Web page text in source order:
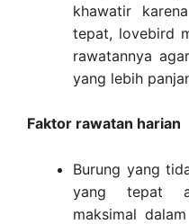
khawatir
tepat, lovebird
rawatannya
yang lebih
Faktor rawatan harian
Burung yang
yang tepat
maksimal